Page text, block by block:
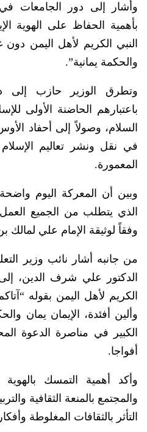
وأشار إلى دور الجامعات
بأهمية الحفاظ على الهوية
النبي الكريم لأهل اليمن دون
والحكمة يمانية”.
وتطرق الوزير حازب إلى
باعتبارهم الحاضنة الأولى
السلام، وصولاً إلى أحفاد
في نقل ونشر تعاليم
المعمورة.
وبين أن المعركة اليوم
الذي يتطلب من الجميع
وفقاً لوثيقة الإمام علي لمالك
من جانبه أشار نائب وزير
الدكتور علي شرف الدين،
الكريم لأهل اليمن بقوله
وألين أفئدة، الإيمان يمان
الكبير في مناصرة الدعوة
أفواجا.
وأكد أهمية التمسك بالهوية
والمجتمع بالمنعة الثقافية
التأثر بالثقافات المغلوطة